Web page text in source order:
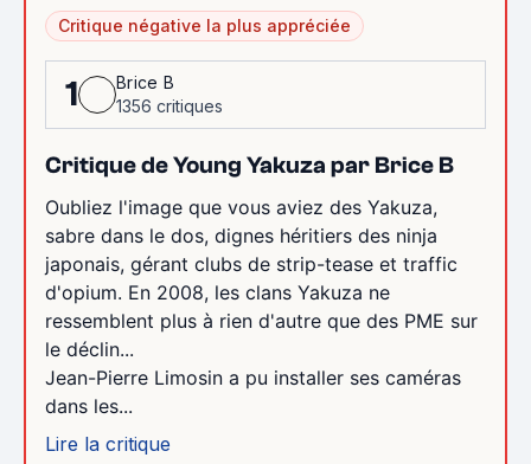
Critique négative la plus appréciée
1
Brice B
1356 critiques
Critique de Young Yakuza par Brice B
Oubliez l'image que vous aviez des Yakuza,
sabre dans le dos, dignes héritiers des ninja
japonais, gérant clubs de strip-tease et traffic
d'opium. En 2008, les clans Yakuza ne
ressemblent plus à rien d'autre que des PME sur
le déclin...
Jean-Pierre Limosin a pu installer ses caméras
dans les...
Lire la critique